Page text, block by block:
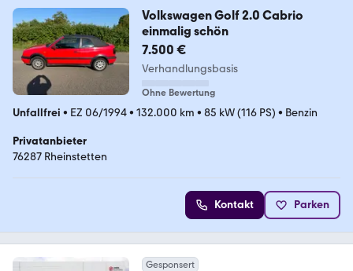
Volkswagen Golf 2.0 Cabrio
einmalig schön
7.500 €
Verhandlungsbasis
Ohne Bewertung
Unfallfrei • EZ 06/1994• 132.000 km • 85 kW (116 PS) • Benzin
Privatanbieter
76287 Rheinstetten
Kontakt Parken
Gesponsert